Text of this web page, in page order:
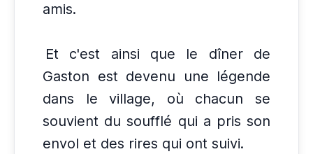
amis.
Et c'est ainsi que le dîner de
Gaston est devenu une légende
dans le village, où chacun se
souvient du soufflé qui a pris son
envol et des rires qui ont suivi.